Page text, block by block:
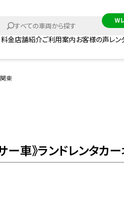
料金店舗紹介ご利用案内お客様の声レ
東
ー車》ランドレンタカ